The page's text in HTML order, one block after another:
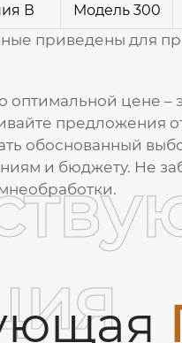
В Модель 300
приведены для
оптимальной цене –
предложения
обоснованный
и бюджету. Не